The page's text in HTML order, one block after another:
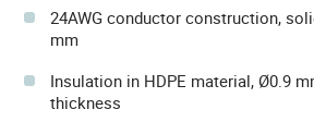
24AWG conductor construction,
mm
Insulation in HDPE material, Ø0.9
thickness